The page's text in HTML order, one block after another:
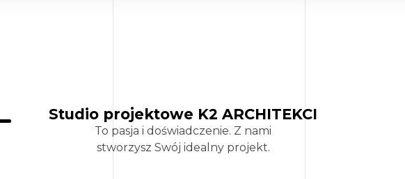
Studio projektowe K2 ARCHITEKCI
To pasja i doświadczenie. Z nami
stworzysz Swój idealny projekt.